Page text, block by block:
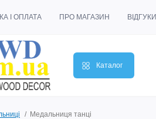
І ОПЛАТА ПРО МАГАЗИН ВІДГУКИ
Каталог
Медальниця танці